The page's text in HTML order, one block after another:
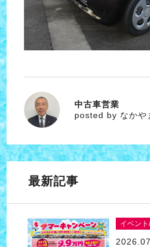
なかやま
中古車営業
posted by なかや
最新記事
イベン